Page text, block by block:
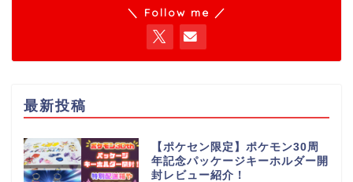
＼ Follow me ／
最新投稿
【ポケセン限定】ポケモン30周
年記念パッケージキーホルダー開
封レビュー紹介！